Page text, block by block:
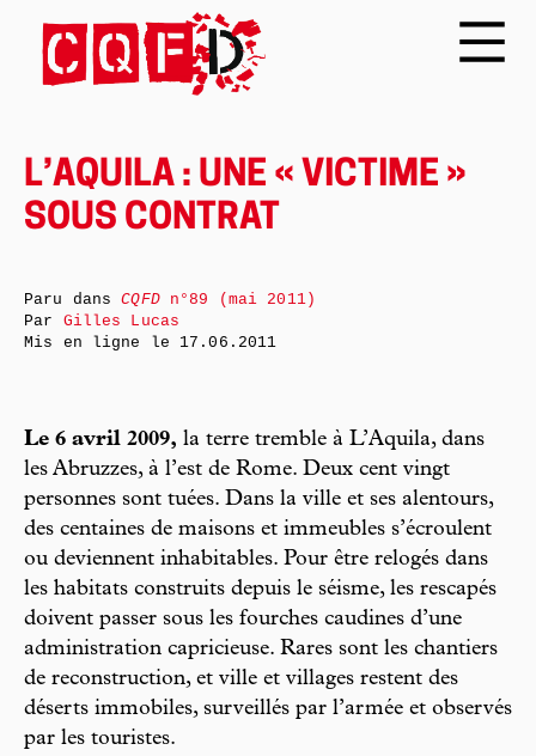
L’AQUILA : UNE « VICTIME »
SOUS CONTRAT
Le 6 avril 2009, la terre tremble à L’Aquila, dans
les Abruzzes, à l’est de Rome. Deux cent vingt
personnes sont tuées. Dans la ville et ses alentours,
des centaines de maisons et immeubles s’écroulent
ou deviennent inhabitables. Pour être relogés dans
les habitats construits depuis le séisme, les rescapés
doivent passer sous les fourches caudines d’une
administration capricieuse. Rares sont les chantiers
de reconstruction, et ville et villages restent des
déserts immobiles, surveillés par l’armée et observés
par les touristes.
Paru dansCQFDn°89 (mai 2011)
Par Gilles Lucas
Mis en ligne le 17.06.2011